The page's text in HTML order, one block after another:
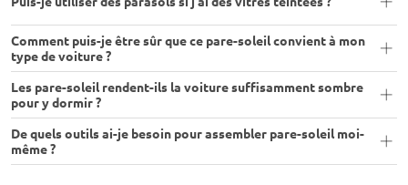
Comment puis-je être sûr que ce pare-soleil convient à mon
type de voiture ?
Les pare-soleil rendent-ils la voiture suffisamment sombre
pour y dormir ?
De quels outils ai-je besoin pour assembler pare-soleil moi-
même ?